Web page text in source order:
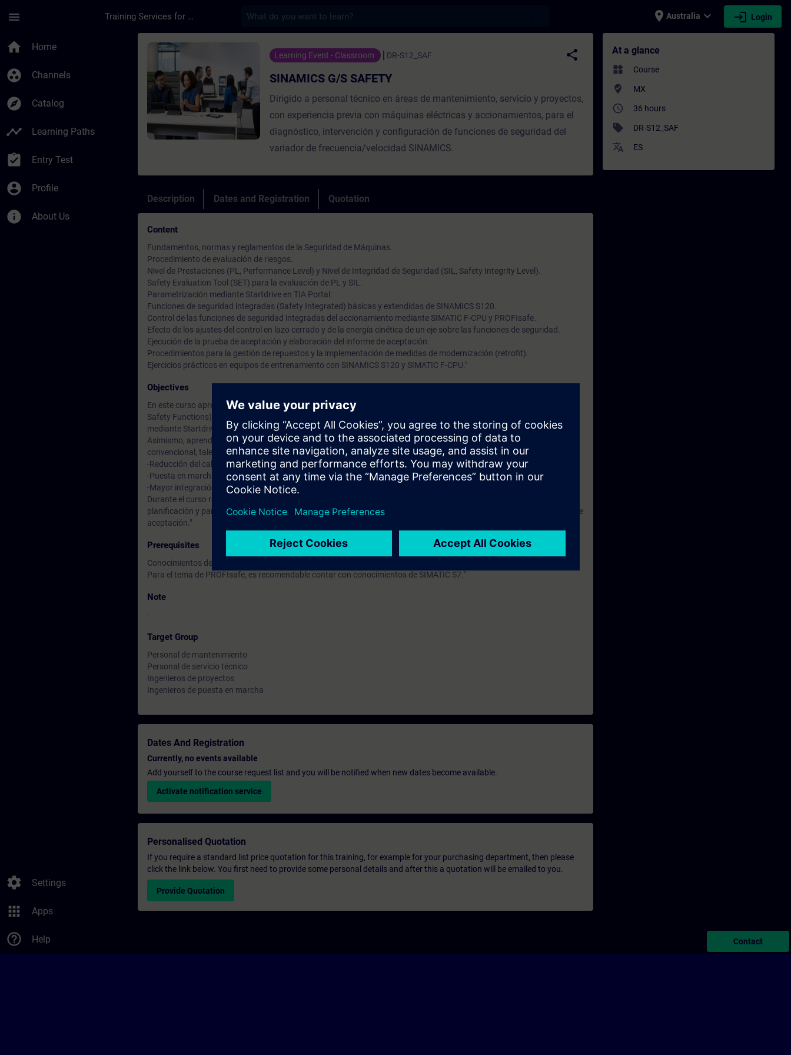
menu Training Services for Digital Industries place Australia expand_more login Login
home Home
group_work Channels
explore Catalog
timeline Learning Paths
assignment_turned_in Entry Test
account_circle Profile
info About Us
settings Settings
apps Apps
help_outline Help
Course - SINAMICS G/S SAFETY - Training - Training - Professional development | SITRAIN
Learning Event - Classroom DR-S12_SAF
share
SINAMICS G/S SAFETY
Dirigido a personal técnico en áreas de mantenimiento, servicio y proyectos,
con experiencia previa con máquinas eléctricas y accionamientos, para el
diagnóstico, intervención y configuración de funciones de seguridad del
variador de frecuencia/velocidad SINAMICS.
Description Dates and Registration Quotation
Content
Fundamentos, normas y reglamentos de la Seguridad de Máquinas.
Procedimiento de evaluación de riesgos.
Nivel de Prestaciones (PL, Performance Level) y Nivel de Integridad de Seguridad (SIL, Safety Integrity Level).
Safety Evaluation Tool (SET) para la evaluación de PL y SIL.
Parametrización mediante Startdrive en TIA Portal:
Funciones de seguridad integradas (Safety Integrated) básicas y extendidas de SINAMICS S120.
Control de las funciones de seguridad integradas del accionamiento mediante SIMATIC F-CPU y PROFIsafe.
Efecto de los ajustes del control en lazo cerrado y de la energía cinética de un eje sobre las funciones de seguridad.
Ejecución de la prueba de aceptación y elaboración del informe de aceptación.
Procedimientos para la gestión de repuestos y la implementación de medidas de modernización (retrofit).
Ejercicios prácticos en equipos de entrenamiento con SINAMICS S120 y SIMATIC F-CPU."
Objectives
En este curso aprenderá a utilizar y gestionar las funciones de seguridad basadas en accionamientos (Drive-based
Safety Functions). Conocerá las aplicaciones de las diferentes funciones de seguridad y será capaz de parametrizarlas
mediante Startdrive en TIA Portal.
Asimismo, aprenderá a aprovechar las ventajas que estas soluciones ofrecen frente a la tecnología de seguridad
convencional, tales como:
-Reducción del cableado.
-Puesta en marcha más rápida de máquinas idénticas.
-Mayor integración de las funciones de seguridad en el sistema de automatización.
Durante el curso recorrerá todas las etapas necesarias para la implementación de las funciones de seguridad, desde la
planificación y parametrización hasta la realización de las pruebas correspondientes y la elaboración del informe final de
aceptación."
Prerequisites
Conocimientos de SINAMICS S120 de acuerdo con los cursos DR-S12-PM o DR-S12-PMT.
Para el tema de PROFIsafe, es recomendable contar con conocimientos de SIMATIC S7."
Note
-
Target Group
Personal de mantenimiento
Personal de servicio técnico
Ingenieros de proyectos
Ingenieros de puesta en marcha
Dates And Registration
Currently, no events available
Add yourself to the course request list and you will be notified when new dates become available.
Activate notification service
Personalised Quotation
If you require a standard list price quotation for this training, for example for your purchasing department, then please
click the link below. You first need to provide some personal details and after this a quotation will be emailed to you.
Provide Quotation
At a glance
widgets Course
where_to_vote MX
access_time 36 hours
sell DR-S12_SAF
translate ES
Contact